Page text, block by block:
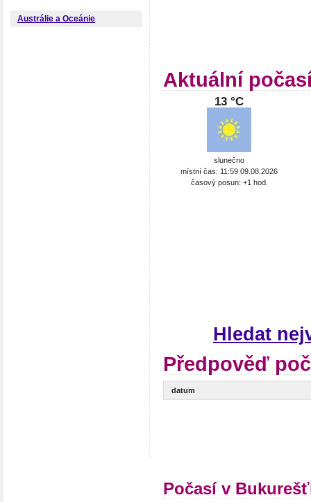
Austrálie a Oceánie
Aktuální
13 °C
slunečno
místní čas: 11:59 09.08.2026
časový posun: +1 hod.
Hledat
Předpověď
datum
Počasí v